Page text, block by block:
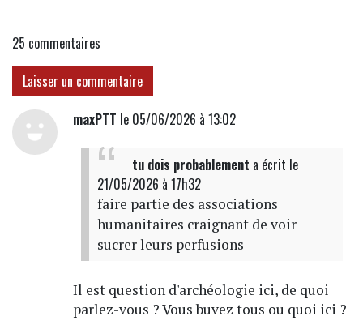
25 commentaires
Laisser un commentaire
maxPTT le 05/06/2026 à 13:02
tu dois probablement a écrit le
21/05/2026 à 17h32
faire partie des associations
humanitaires craignant de voir
sucrer leurs perfusions
Il est question d'archéologie ici, de quoi
parlez-vous ? Vous buvez tous ou quoi ici ?